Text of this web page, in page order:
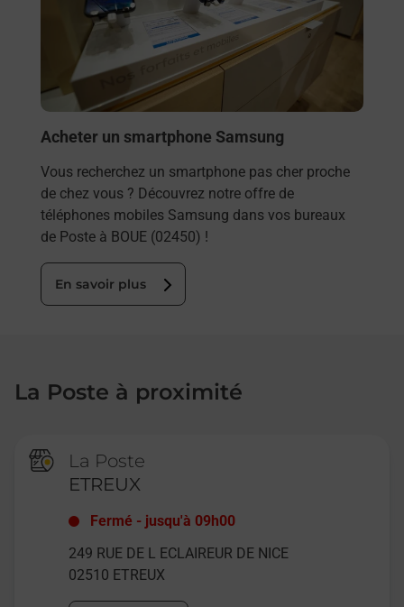
Acheter un smartphone Samsung
Vous recherchez un smartphone pas cher proche
de chez vous ? Découvrez notre offre de
téléphones mobiles Samsung dans vos bureaux
de Poste à BOUE (02450) !
En savoir plus
La Poste à proximité
La Poste
ETREUX
Fermé - jusqu'à 09h00
249 RUE DE L ECLAIREUR DE NICE
02510 ETREUX